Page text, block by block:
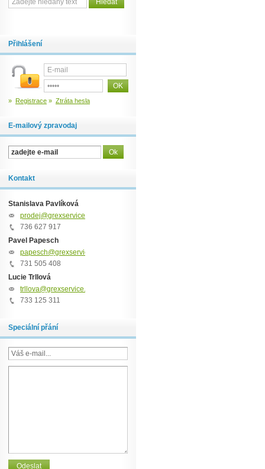
Přihlášení
» Registrace » Ztráta hesla
E-mailový zpravodaj
Kontakt
Stanislava Pavlíková
prodej@grexservice.cz
736 627 917
Pavel Papesch
papesch@grexservice.cz
731 505 408
Lucie Trllová
trllova@grexservice.cz
733 125 311
Speciální přání